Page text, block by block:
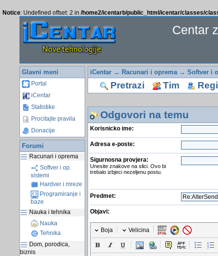
Notice: Undefined offset: 2 in /home2/icentarb/public_html/icentar/classes/
Centar
Glavni meni
Portal
iCentar
Statistike
Procitajte pravila
Donacije
Forumi
Racunari i oprema
Softver i op.
sistemi
Hardver i mreze
Programiranje i
baze
Nauka i tehnika
Nauka
Tehnika
Dom, porodica,
biznis
iCentar→ Racunari i oprema→ Softver i
Pretrazi Tim
Odgovori na temu
Korisnicko ime:
Adresa e-poste:
Sigurnosna provjera:
Unesite znakove na slici. Ovo bi
trebalo izbjeci nezeljenu postu.
Predmet:
Objavi:
Boja Velicina